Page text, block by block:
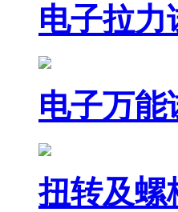
电子拉力
电子万能
扭转及螺